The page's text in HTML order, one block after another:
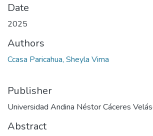
Date
2025
Authors
Ccasa Paricahua, Sheyla Virna
Publisher
Universidad Andina Néstor Cáceres
Abstract